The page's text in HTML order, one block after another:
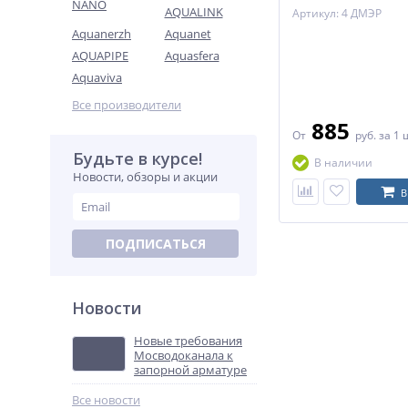
NANO
AQUALINK
Aquanerzh
Aquanet
AQUAPIPE
Aquasfera
Aquaviva
Все производители
Будьте в курсе!
Новости, обзоры и акции
ПОДПИСАТЬСЯ
Новости
Новые требования
Мосводоканала к
запорной арматуре
Все новости
Артикул: 4 ДМЭР
От 885 руб. за 1
В наличии